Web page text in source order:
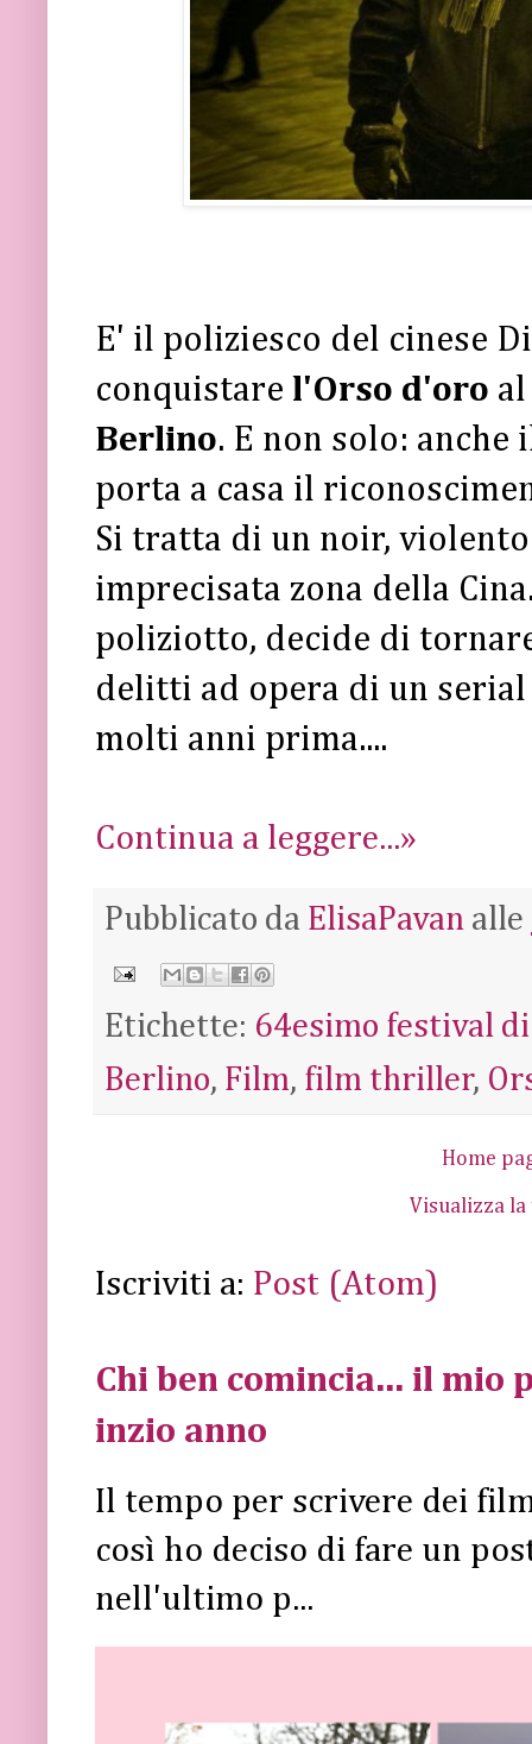
E' il poliziesco del cinese
conquistare l'Orso d'oro
Berlino. E non solo:
porta a casa il
Si tratta di un noir,
imprecisata zona della
poliziotto, decide di
delitti ad opera di un
molti anni prima....
Continua a leggere...»
Pubblicato da ElisaPavan alle
Etichette: 64esimo festival
Berlino, Film, film thriller,
Home
Visualizza
Iscriviti a: Post (Atom)
Chi ben comincia... il
inzio anno
Il tempo per scrivere dei
così ho deciso di fare un
nell'ultimo p...